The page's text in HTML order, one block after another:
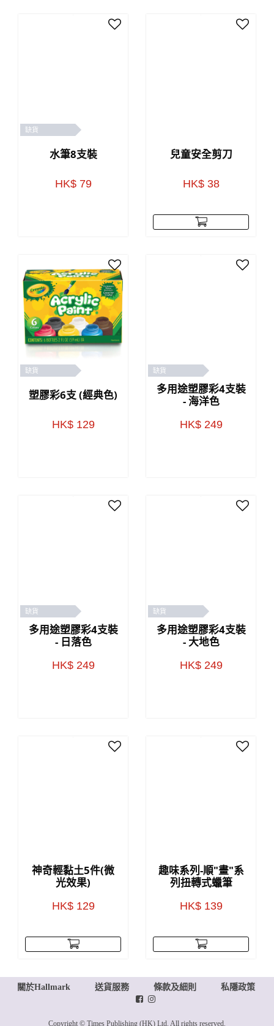
缺貨
水筆8支裝
HK$ 79
兒童安全剪刀
HK$ 38
缺貨
塑膠彩6支 (經典色)
HK$ 129
缺貨
多用途塑膠彩4支裝
- 海洋色
HK$ 249
缺貨
多用途塑膠彩4支裝
- 日落色
HK$ 249
缺貨
多用途塑膠彩4支裝
- 大地色
HK$ 249
神奇輕黏土5件(微
光效果)
HK$ 129
趣味系列-順"畫"系
列扭轉式蠟筆
HK$ 139
關於Hallmark 送貨服務 條款及細則 私隱政策
Copyright © Times Publishing (HK) Ltd. All rights reserved.